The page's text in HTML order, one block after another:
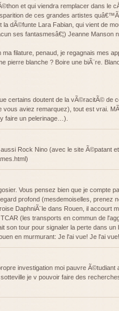
et qui viendra remplacer dans le
de ces grandes artistes
la dÃ©funte Lara Fabian, qui vient de
ses fantasmesâ€¦) Jeanne
ma filature, penaud, je regagnais mes
pierre blanche ? Boire une biÃ¨re.
certains doutent de la vÃ©racitÃ© de
vous aviez remarquez), tout est vrai.
faire un pelerinage…).
aussi Rock Nino (avec le site Ã©patant
Vous pensez bien que je compte
profond (mesdemoiselles, prenez
DaphniÃ¨le dans Rouen, il accourt
(les transports en commun de
son tour pour signaler la perte dans
en murmurant: Je l'ai vue! Je l'ai vue!
investigation moi pauvre Ã©tudiant
je v pouvoir faire des